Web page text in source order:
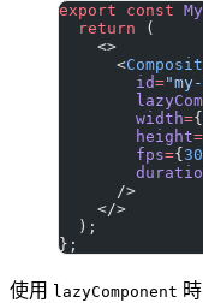
export const
  return
(
    <>
      <
        id
=
        width
={
        height
=
        fps
={ 30
      />
    </>
  );
};
使用 lazyComponent